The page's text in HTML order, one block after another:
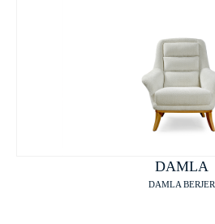
DAMLA
DAMLA BERJER